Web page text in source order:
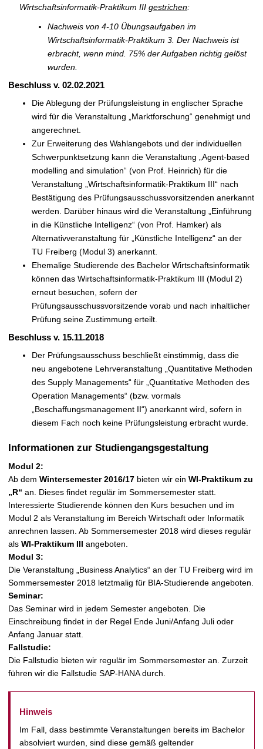
Wirtschaftsinformatik-Praktikum III gestrichen:
Nachweis von 4-10 Übungsaufgaben im
Wirtschaftsinformatik-Praktikum 3. Der Nachweis ist
erbracht, wenn mind. 75% der Aufgaben richtig gelöst
wurden.
Beschluss v. 02.02.2021
Die Ablegung der Prüfungsleistung in englischer Sprache
wird für die Veranstaltung „Marktforschung“ genehmigt und
angerechnet.
Zur Erweiterung des Wahlangebots und der individuellen
Schwerpunktsetzung kann die Veranstaltung „Agent-based
modelling and simulation“ (von Prof. Heinrich) für die
Veranstaltung „Wirtschaftsinformatik-Praktikum III“ nach
Bestätigung des Prüfungsausschussvorsitzenden anerkannt
werden. Darüber hinaus wird die Veranstaltung „Einführung
in die Künstliche Intelligenz“ (von Prof. Hamker) als
Alternativveranstaltung für „Künstliche Intelligenz“ an der
TU Freiberg (Modul 3) anerkannt.
Ehemalige Studierende des Bachelor Wirtschaftsinformatik
können das Wirtschaftsinformatik-Praktikum III (Modul 2)
erneut besuchen, sofern der
Prüfungsausschussvorsitzende vorab und nach inhaltlicher
Prüfung seine Zustimmung erteilt.
Beschluss v. 15.11.2018
Der Prüfungsausschuss beschließt einstimmig, dass die
neu angebotene Lehrveranstaltung „Quantitative Methoden
des Supply Managements“ für „Quantitative Methoden des
Operation Managements“ (bzw. vormals
„Beschaffungsmanagement II“) anerkannt wird, sofern in
diesem Fach noch keine Prüfungsleistung erbracht wurde.
Informationen zur Studiengangsgestaltung
Modul 2:
Ab dem Wintersemester 2016/17 bieten wir ein WI-Praktikum zu
„R“ an. Dieses findet regulär im Sommersemester statt.
Interessierte Studierende können den Kurs besuchen und im
Modul 2 als Veranstaltung im Bereich Wirtschaft oder Informatik
anrechnen lassen. Ab Sommersemester 2018 wird dieses regulär
als WI-Praktikum III angeboten.
Modul 3:
Die Veranstaltung „Business Analytics“ an der TU Freiberg wird im
Sommersemester 2018 letztmalig für BIA-Studierende angeboten.
Seminar:
Das Seminar wird in jedem Semester angeboten. Die
Einschreibung findet in der Regel Ende Juni/Anfang Juli oder
Anfang Januar statt.
Fallstudie:
Die Fallstudie bieten wir regulär im Sommersemester an. Zurzeit
führen wir die Fallstudie SAP-HANA durch.
Hinweis
Im Fall, dass bestimmte Veranstaltungen bereits im Bachelor
absolviert wurden, sind diese gemäß geltender